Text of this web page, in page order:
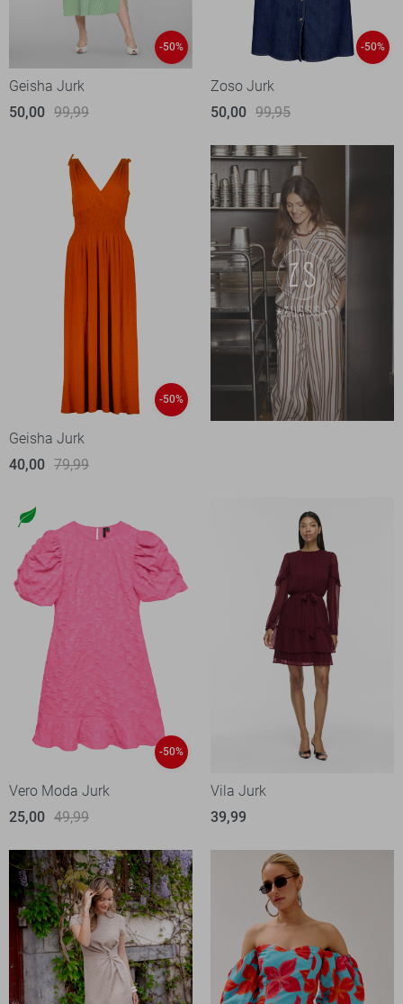
-50%
Geisha Jurk
50,00 99,99
-50%
Zoso Jurk
50,00 99,95
-50%
Geisha Jurk
40,00 79,99
-50%
Vero Moda Jurk
25,00 49,99
Vila Jurk
39,99